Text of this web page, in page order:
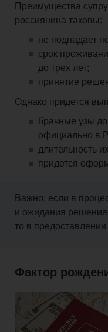
Преимущества
россиянина таковы:
не подпадает
срок
до трех лет;
принятие
Однако придется
брачные узы
официально в
длительность
придется
Важно: если в
и ожидания решения
то в предоставлении
Фактор